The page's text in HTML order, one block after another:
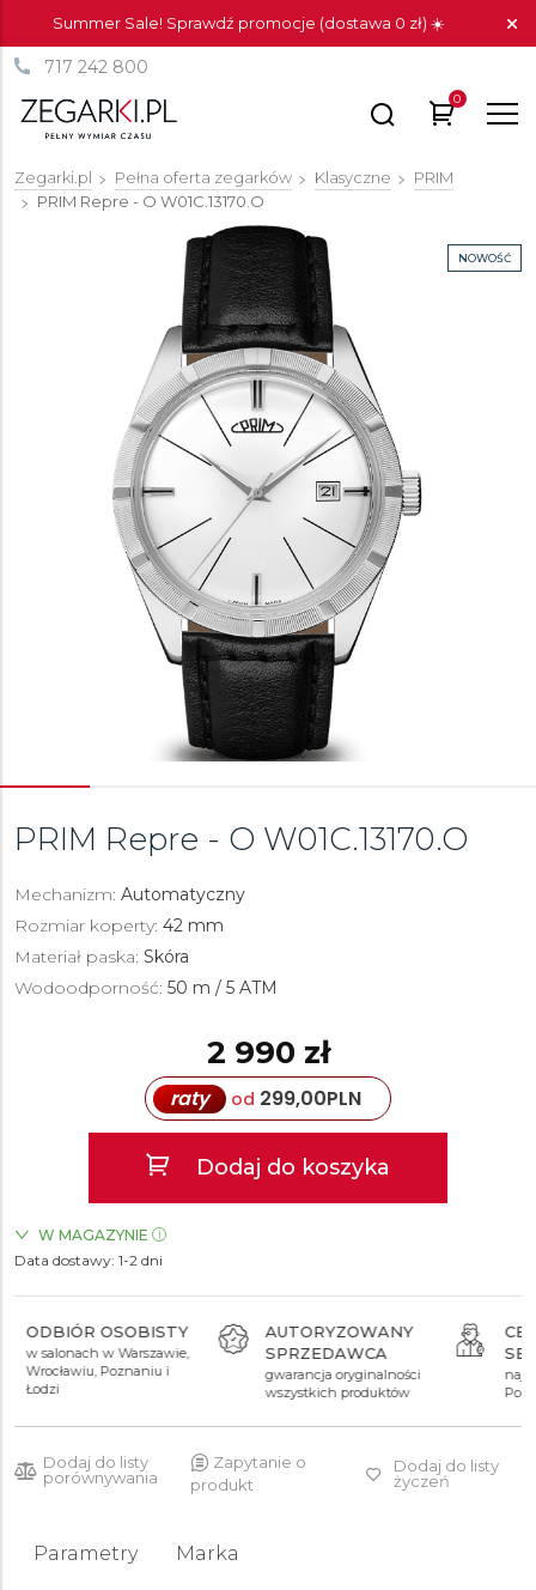
Summer Sale! Sprawdź promocje (dostawa 0 zł) ☀️
717 242 800
0
Zegarki.pl Pełna oferta zegarków Klasyczne
PRIM
PRIM Repre - O W01C.13170.O
NOWOŚĆ
PRIM Repre - O W01C.13170.O
Mechanizm: Automatyczny
Rozmiar koperty: 42 mm
Materiał paska: Skóra
Wodoodporność: 50 m / 5 ATM
2 990 zł
raty od 299,00PLN
Dodaj do koszyka
W MAGAZYNIE
ZEGARKI.PL Sky Tower Wrocław
Data dostawy: 1-2 dni
AUTORYZOWANY
SPRZEDAWCA
gwarancja oryginalności
CENTRUM
SERWISOWE
najnowocześniejsze w
Polsce
Dodaj do listy
porównywania
Zapytanie o
produkt
Dodaj do listy
życzeń
Parametry Marka